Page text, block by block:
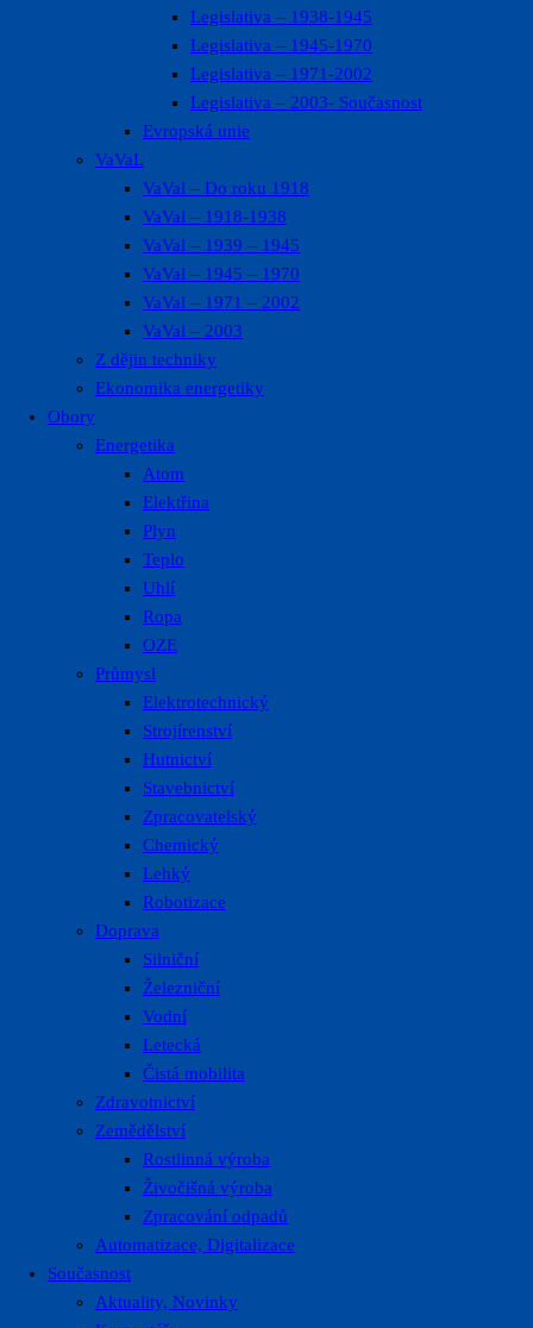
Legislativa – 1938-1945
Legislativa – 1945-1970
Legislativa – 1971-2002
Legislativa – 2003- Současnost
Evropská unie
VaVaL
VaVal – Do roku 1918
VaVal – 1918-1938
VaVal – 1939 – 1945
VaVal – 1945 – 1970
VaVal – 1971 – 2002
VaVal – 2003
Z dějin techniky
Ekonomika energetiky
Obory
Energetika
Atom
Elektřina
Plyn
Teplo
Uhlí
Ropa
OZE
Průmysl
Elektrotechnický
Strojírenství
Hutnictví
Stavebnictví
Zpracovatelský
Chemický
Lehký
Robotizace
Doprava
Silniční
Železniční
Vodní
Letecká
Čistá mobilita
Zdravotnictví
Zemědělství
Rostlinná výroba
Živočišná výroba
Zpracování odpadů
Automatizace, Digitalizace
Současnost
Aktuality, Novinky